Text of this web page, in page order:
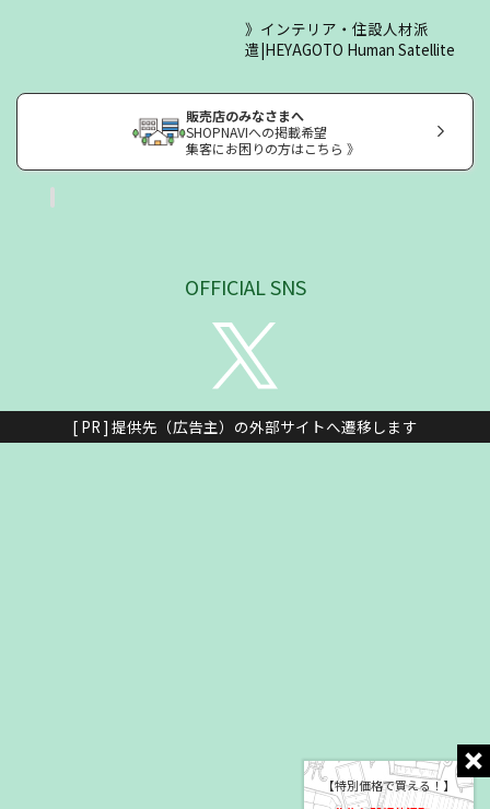
【特別価格で買える！】
インテリア・住設人材派
遣|HEYAGOTO Human Satellite
販売店のみなさまへ
SHOPNAVIへの掲載希望
集客にお困りの方はこちら 》
OFFICIAL SNS
[ PR ] 提供先（広告主）の外部サイトへ遷移します